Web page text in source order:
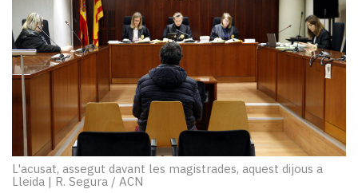
Entrevistes
Enquestes
A
escena!
Dis
la
teva!
Subscriptors
La
newsletter
L'acusat, assegut davant les magistrades, aquest dijous a
Lleida | R. Segura / ACN